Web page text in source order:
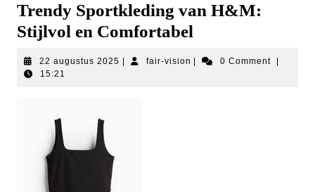
Trendy Sportkleding van H&M:
Stijlvol en Comfortabel
22 augustus 2025 22
fair-vision fair-
0 Comment
15:21